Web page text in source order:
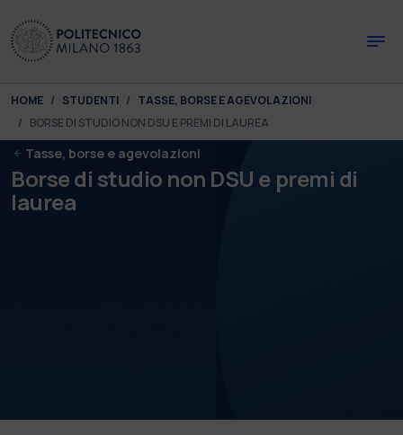
You are here:
HOME STUDENTI
TASSE, BORSE E AGEVOLAZIONI
BORSE DI STUDIO NON DSU E PREMI DI LAUREA
Tasse, borse e agevolazioni
Borse di studio non DSU e premi di
laurea